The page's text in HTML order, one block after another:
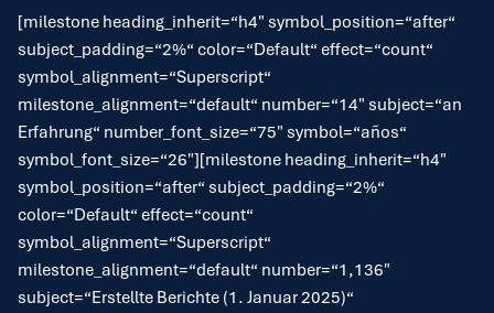
[milestone heading_inherit=“h4″ symbol_position=“after“
subject_padding=“2%“ color=“Default“ effect=“count“
symbol_alignment=“Superscript“
milestone_alignment=“default“ number=“14″ subject=“an
Erfahrung“ number_font_size=“75″ symbol=“años“
symbol_font_size=“26″][milestone heading_inherit=“h4″
symbol_position=“after“ subject_padding=“2%“
color=“Default“ effect=“count“
symbol_alignment=“Superscript“
milestone_alignment=“default“ number=“1,136″
subject=“Erstellte Berichte (1. Januar 2025)“